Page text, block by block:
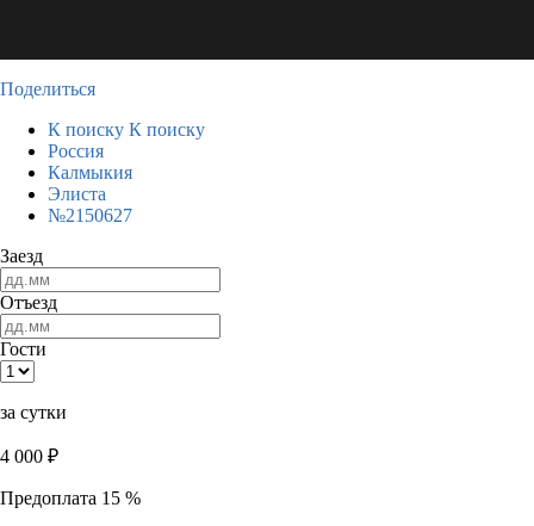
Поделиться
К поиску К поиску
Россия
Калмыкия
Элиста
№2150627
Заезд
Отъезд
Гости
за сутки
4 000 ₽
Предоплата 15 %